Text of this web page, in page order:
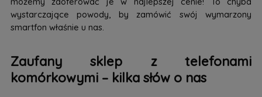
wystarczające powody, by zamówić swój wymarzony
smartfon właśnie u nas.
Zaufany sklep z telefonami
komórkowymi – kilka słów o nas